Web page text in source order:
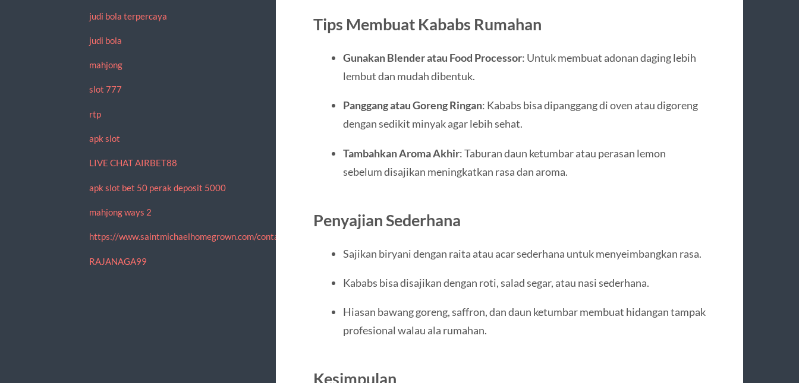
judi bola terpercaya
judi bola
mahjong
slot 777
rtp
apk slot
LIVE CHAT AIRBET88
apk slot bet 50 perak deposit 5000
mahjong ways 2
https://www.saintmichaelhomegrown.com/contact
RAJANAGA99
Tips Membuat Kababs Rumahan
Gunakan Blender atau Food Processor: Untuk membuat adonan daging lebih
lembut dan mudah dibentuk.
Panggang atau Goreng Ringan: Kababs bisa dipanggang di oven atau digoreng
dengan sedikit minyak agar lebih sehat.
Tambahkan Aroma Akhir: Taburan daun ketumbar atau perasan lemon
sebelum disajikan meningkatkan rasa dan aroma.
Penyajian Sederhana
Sajikan biryani dengan raita atau acar sederhana untuk menyeimbangkan rasa.
Kababs bisa disajikan dengan roti, salad segar, atau nasi sederhana.
Hiasan bawang goreng, saffron, dan daun ketumbar membuat hidangan tampak
profesional walau ala rumahan.
Kesimpulan